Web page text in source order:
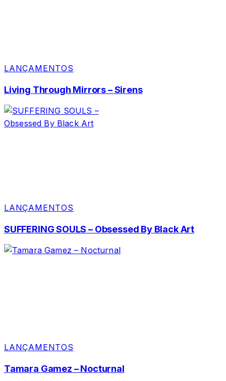
LANÇAMENTOS
Living Through Mirrors – Sirens
LANÇAMENTOS
SUFFERING SOULS – Obsessed By Black Art
LANÇAMENTOS
Tamara Gamez – Nocturnal